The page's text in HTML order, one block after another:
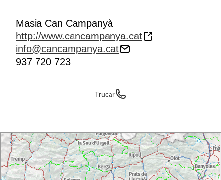
Masia Can Campanyà
http://www.cancampanya.cat
info@cancampanya.cat
937 720 723
Trucar